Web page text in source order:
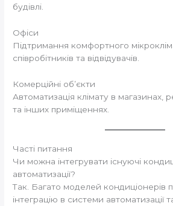
будівлі.
Офіси
Підтримання комфортного
співробітників та відвідувачів.
Комерційні об’єкти
Автоматизація клімату в магазинах,
та інших приміщеннях.
Часті питання
Чи можна інтегрувати існуючі
автоматизації?
Так. Багато моделей кондиціонерів
інтеграцію в системи автоматизації